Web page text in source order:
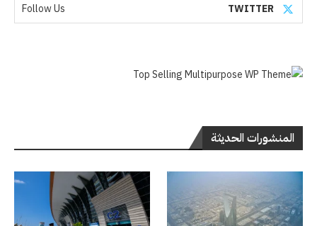
TWITTER
Follow Us
المنشورات الحديثة